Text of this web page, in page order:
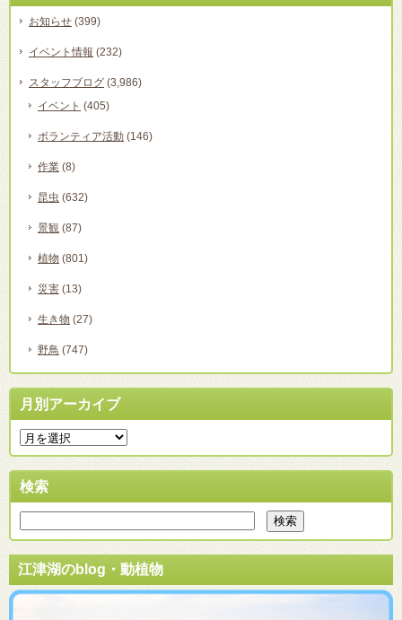
お知らせ (399)
イベント情報 (232)
スタッフブログ (3,986)
イベント (405)
ボランティア活動 (146)
作業 (8)
昆虫 (632)
景観 (87)
植物 (801)
災害 (13)
生き物 (27)
野鳥 (747)
月別アーカイブ
検索
江津湖のblog・動植物